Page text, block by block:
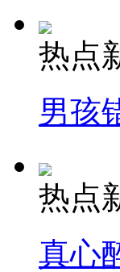
热点
男孩
热点
真心